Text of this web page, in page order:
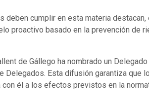
cumplir en esta materia
proactivo basado en la prevención de
de Gállego ha nombrado un
Delegados. Esta difusión garantiza
él a los efectos previstos en la